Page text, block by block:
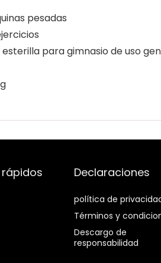
pesadas
para gimnasio de uso
rápidos Declaraciones
política de
Términos y
Descargo de
responsabilidad